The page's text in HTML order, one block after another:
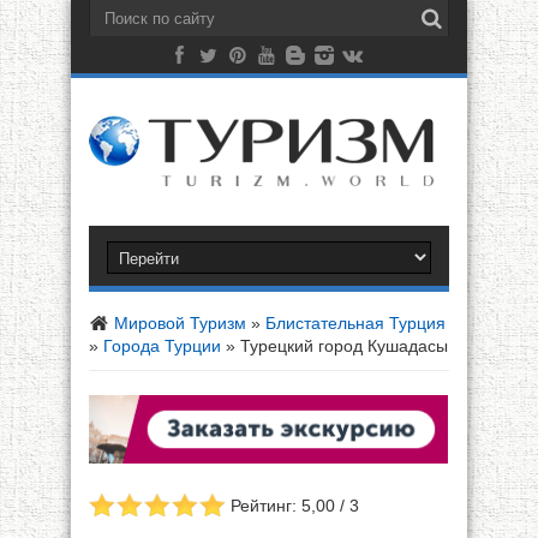
Мировой Туризм » Блистательная Турция
» Города Турции » Турецкий город Кушадасы
Рейтинг: 5,00 / 3